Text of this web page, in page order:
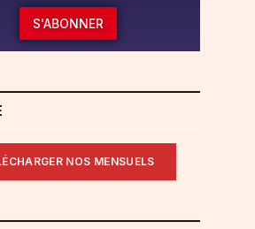
S'ABONNER
NOS MENSUELS